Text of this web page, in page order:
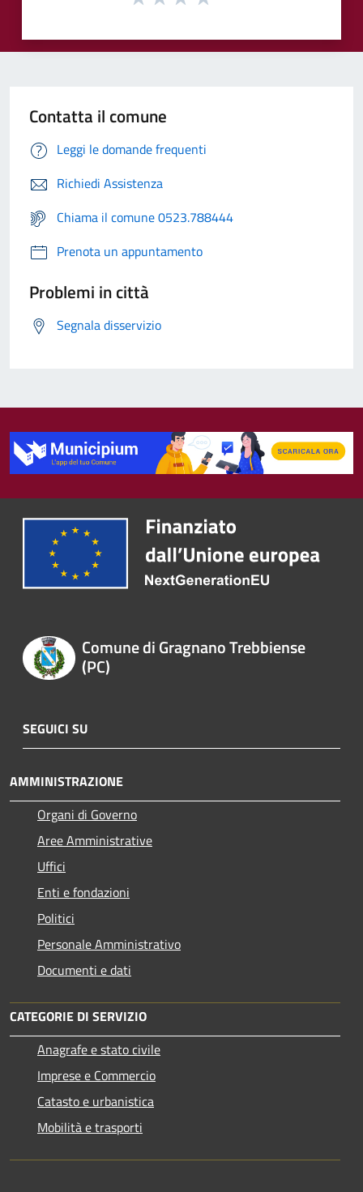
Contatta il comune
Leggi le domande frequenti
Richiedi Assistenza
Chiama il comune 0523.788444
Prenota un appuntamento
Problemi in città
Segnala disservizio
Comune di Gragnano Trebbiense
(PC)
SEGUICI SU
AMMINISTRAZIONE
Organi di Governo
Aree Amministrative
Uffici
Enti e fondazioni
Politici
Personale Amministrativo
Documenti e dati
CATEGORIE DI SERVIZIO
Anagrafe e stato civile
Imprese e Commercio
Catasto e urbanistica
Mobilità e trasporti